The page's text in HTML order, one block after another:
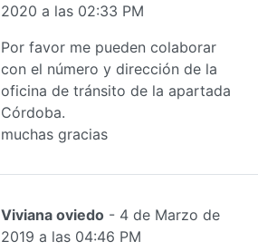
2020 a las 02:33 PM
Por favor me pueden colaborar
con el número y dirección de la
oficina de tránsito de la apartada
Córdoba.
muchas gracias
Viviana oviedo - 4 de Marzo de
2019 a las 04:46 PM